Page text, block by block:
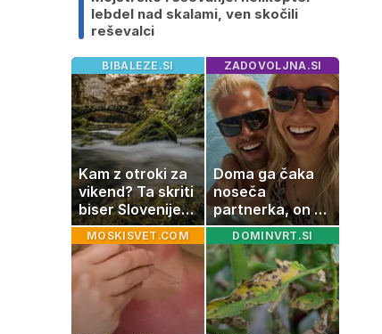
lebdel nad skalami, ven skočili
reševalci
BIBALEZE.SI
Kam z otroki za
vikend? Ta skriti
biser Slovenije
izgleda kot iz
pravljice
ZADOVOLJNA.SI
Doma ga čaka
noseča
partnerka, on pa
dopustuje z
drugo
MOSKISVET.COM DOMINVRT.SI